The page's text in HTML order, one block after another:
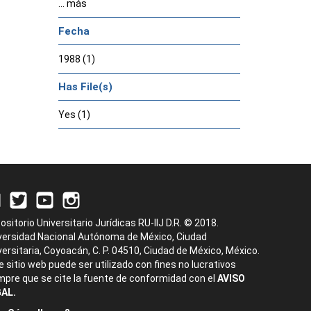
... más
Fecha
1988 (1)
Has File(s)
Yes (1)
Universitario Jurídicas RU-IIJ D.R. © 2018.
Nacional Autónoma de México, Ciudad
Coyoacán, C. P. 04510, Ciudad de México, México.
sitio web puede ser utilizado con fines no lucrativos
que se cite la fuente de conformidad con el AVISO